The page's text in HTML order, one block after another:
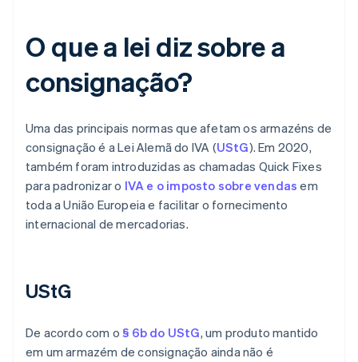
O que a lei diz sobre a
consignação?
Uma das principais normas que afetam os armazéns de
consignação é a Lei Alemã do IVA (UStG). Em 2020,
também foram introduzidas as chamadas Quick Fixes
para padronizar o IVA e o imposto sobre vendas em
toda a União Europeia e facilitar o fornecimento
internacional de mercadorias.
UStG
De acordo com o§ 6b do UStG, um produto mantido
em um armazém de consignação ainda não é